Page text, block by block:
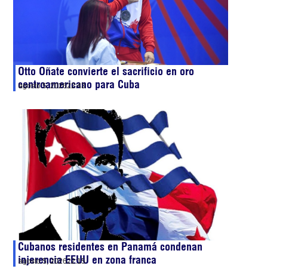
Otto Oñate convierte el sacrificio en oro
centroamericano para Cuba
agosto 5, 202622:43
Cubanos residentes en Panamá condenan
injerencia EEUU en zona franca
agosto 5, 202622:15